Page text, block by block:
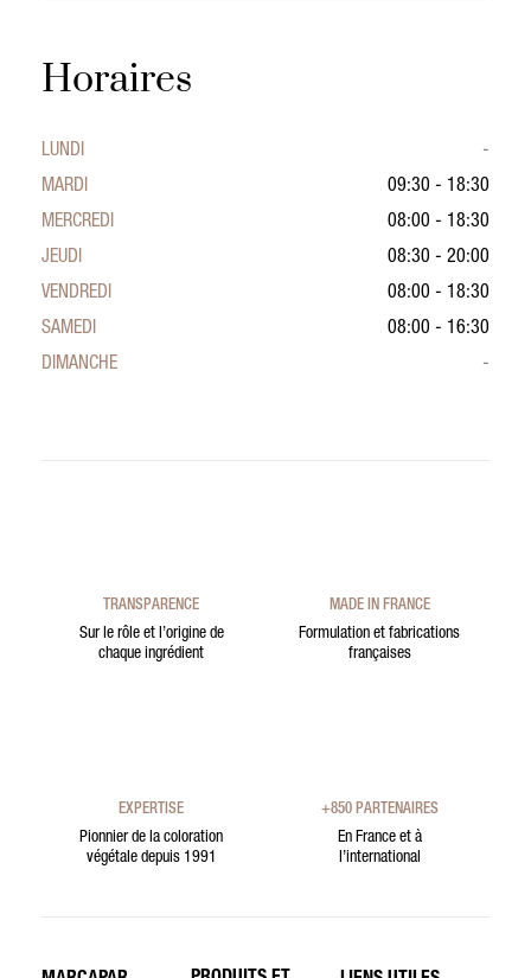
Horaires
LUNDI
-
MARDI
09:30 - 18:30
MERCREDI
08:00 - 18:30
JEUDI
08:30 - 20:00
VENDREDI
08:00 - 18:30
SAMEDI
08:00 - 16:30
DIMANCHE
-
TRANSPARENCE
Sur le rôle et l’origine de
chaque ingrédient
MADE IN FRANCE
Formulation et fabrications
françaises
EXPERTISE
Pionnier de la coloration
végétale depuis 1991
+850 PARTENAIRES
En France et à
l’international